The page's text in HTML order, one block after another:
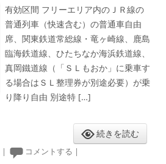
有効区間 フリーエリア内のＪＲ線の
普通列車（快速含む）の普通車自由
席、関東鉄道常総線・竜ヶ崎線、鹿島
臨海鉄道線、ひたちなか海浜鉄道線、
真岡鐵道線（「ＳＬもおか」に乗車す
る場合はＳＬ整理券が別途必要）が乗
り降り自由 別途特 […]
続きを読む
| コメントする |